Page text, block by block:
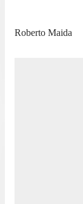
Roberto Maida